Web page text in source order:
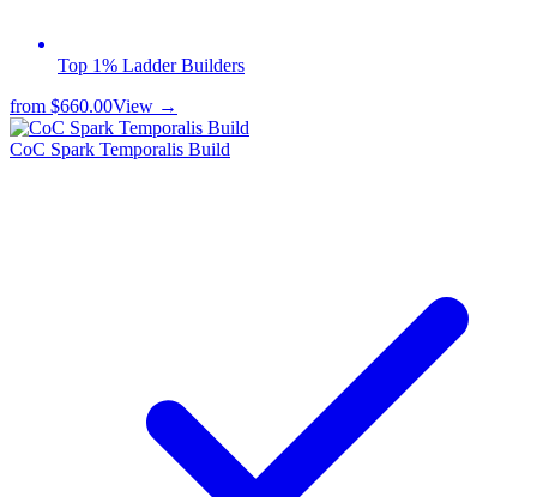
Top 1% Ladder Builders
from $660.00View →
CoC Spark Temporalis Build